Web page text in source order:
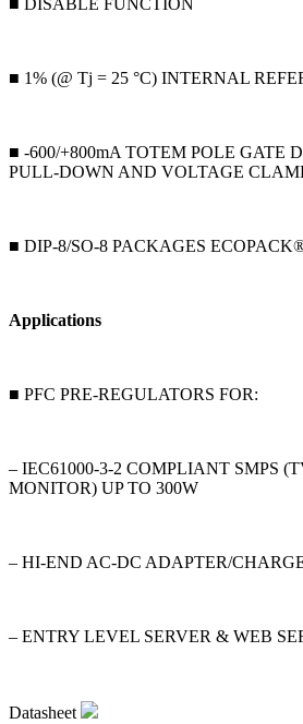
■ 1% (@ Tj = 25 °C) INTERNAL
■ -600/+800mA TOTEM POLE GATE
PULL-DOWN AND VOLTAGE
■ DIP-8/SO-8 PACKAGES
Applications
■ PFC PRE-REGULATORS FOR:
– IEC61000-3-2 COMPLIANT SMPS
MONITOR) UP TO 300W
– HI-END AC-DC ADAPTER/
– ENTRY LEVEL SERVER & WEB
Datasheet